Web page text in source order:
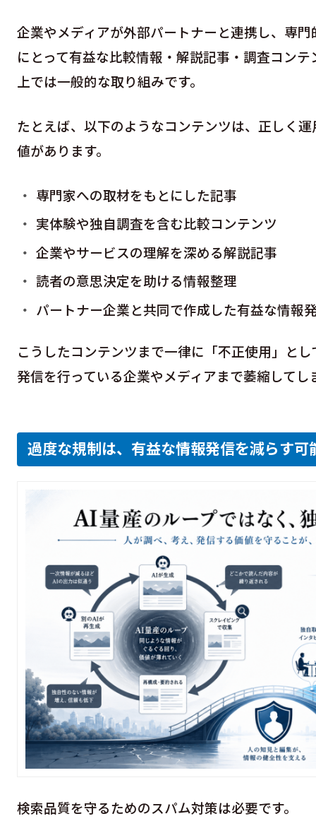
企業やメディアが外部パートナーと連携し、専
にとって有益な比較情報・解説記事・調査コン
上では一般的な取り組みです。
たとえば、以下のようなコンテンツは、正しく
値があります。
専門家への取材をもとにした記事
実体験や独自調査を含む比較コンテンツ
企業やサービスの理解を深める解説記事
読者の意思決定を助ける情報整理
パートナー企業と共同で作成した有益な情報
こうしたコンテンツまで一律に「不正使用」と
発信を行っている企業やメディアまで萎縮して
過度な規制は、有益な情報発信を減らす可
検索品質を守るためのスパム対策は必要です。